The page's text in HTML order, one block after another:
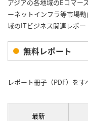
アジアの各地域のEコマー
ーネットインフラ等市場
域のITビジネス関連レポー
無料レポート
レポート冊子（PDF）をす
最新